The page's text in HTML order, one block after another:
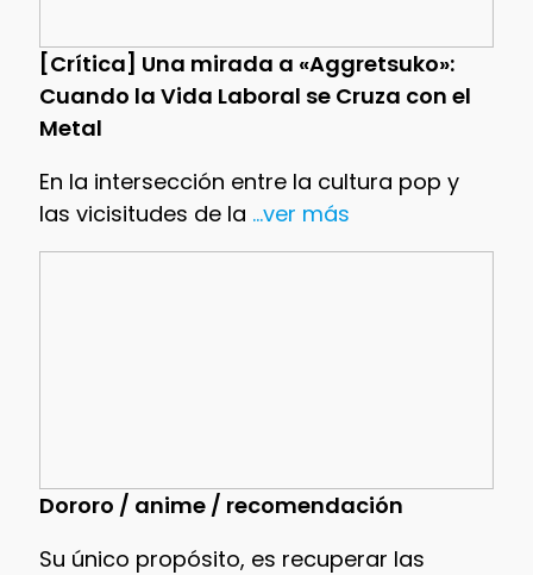
[Crítica] Una mirada a «Aggretsuko»:
Cuando la Vida Laboral se Cruza con el
Metal
En la intersección entre la cultura pop y
las vicisitudes de la ...ver más
Dororo / anime / recomendación
Su único propósito, es recuperar las